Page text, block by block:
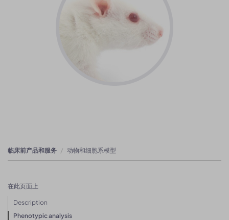
临床前产品和服务 动物和细胞系模型
在此页面上
Description
Phenotypic analysis